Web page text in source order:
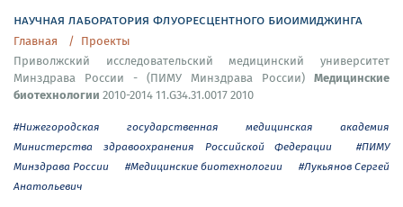
научная лаборатория флуоресцентного биоимиджинга
Главная
Проекты
Приволжский исследовательский медицинский университет
Минздрава России - (ПИМУ Минздрава России) Медицинские
биотехнологии 2010-2014 11.G34.31.0017 2010
#Нижегородская государственная медицинская академия
Министерства здравоохранения Российской Федерации
#ПИМУ
Минздрава России
#Медицинские биотехнологии
#Лукьянов Сергей
Анатольевич